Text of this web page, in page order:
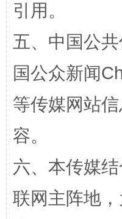
引用。
五、中国公
国公众新闻
等传媒网站
容。
六、本传媒
联网主阵地